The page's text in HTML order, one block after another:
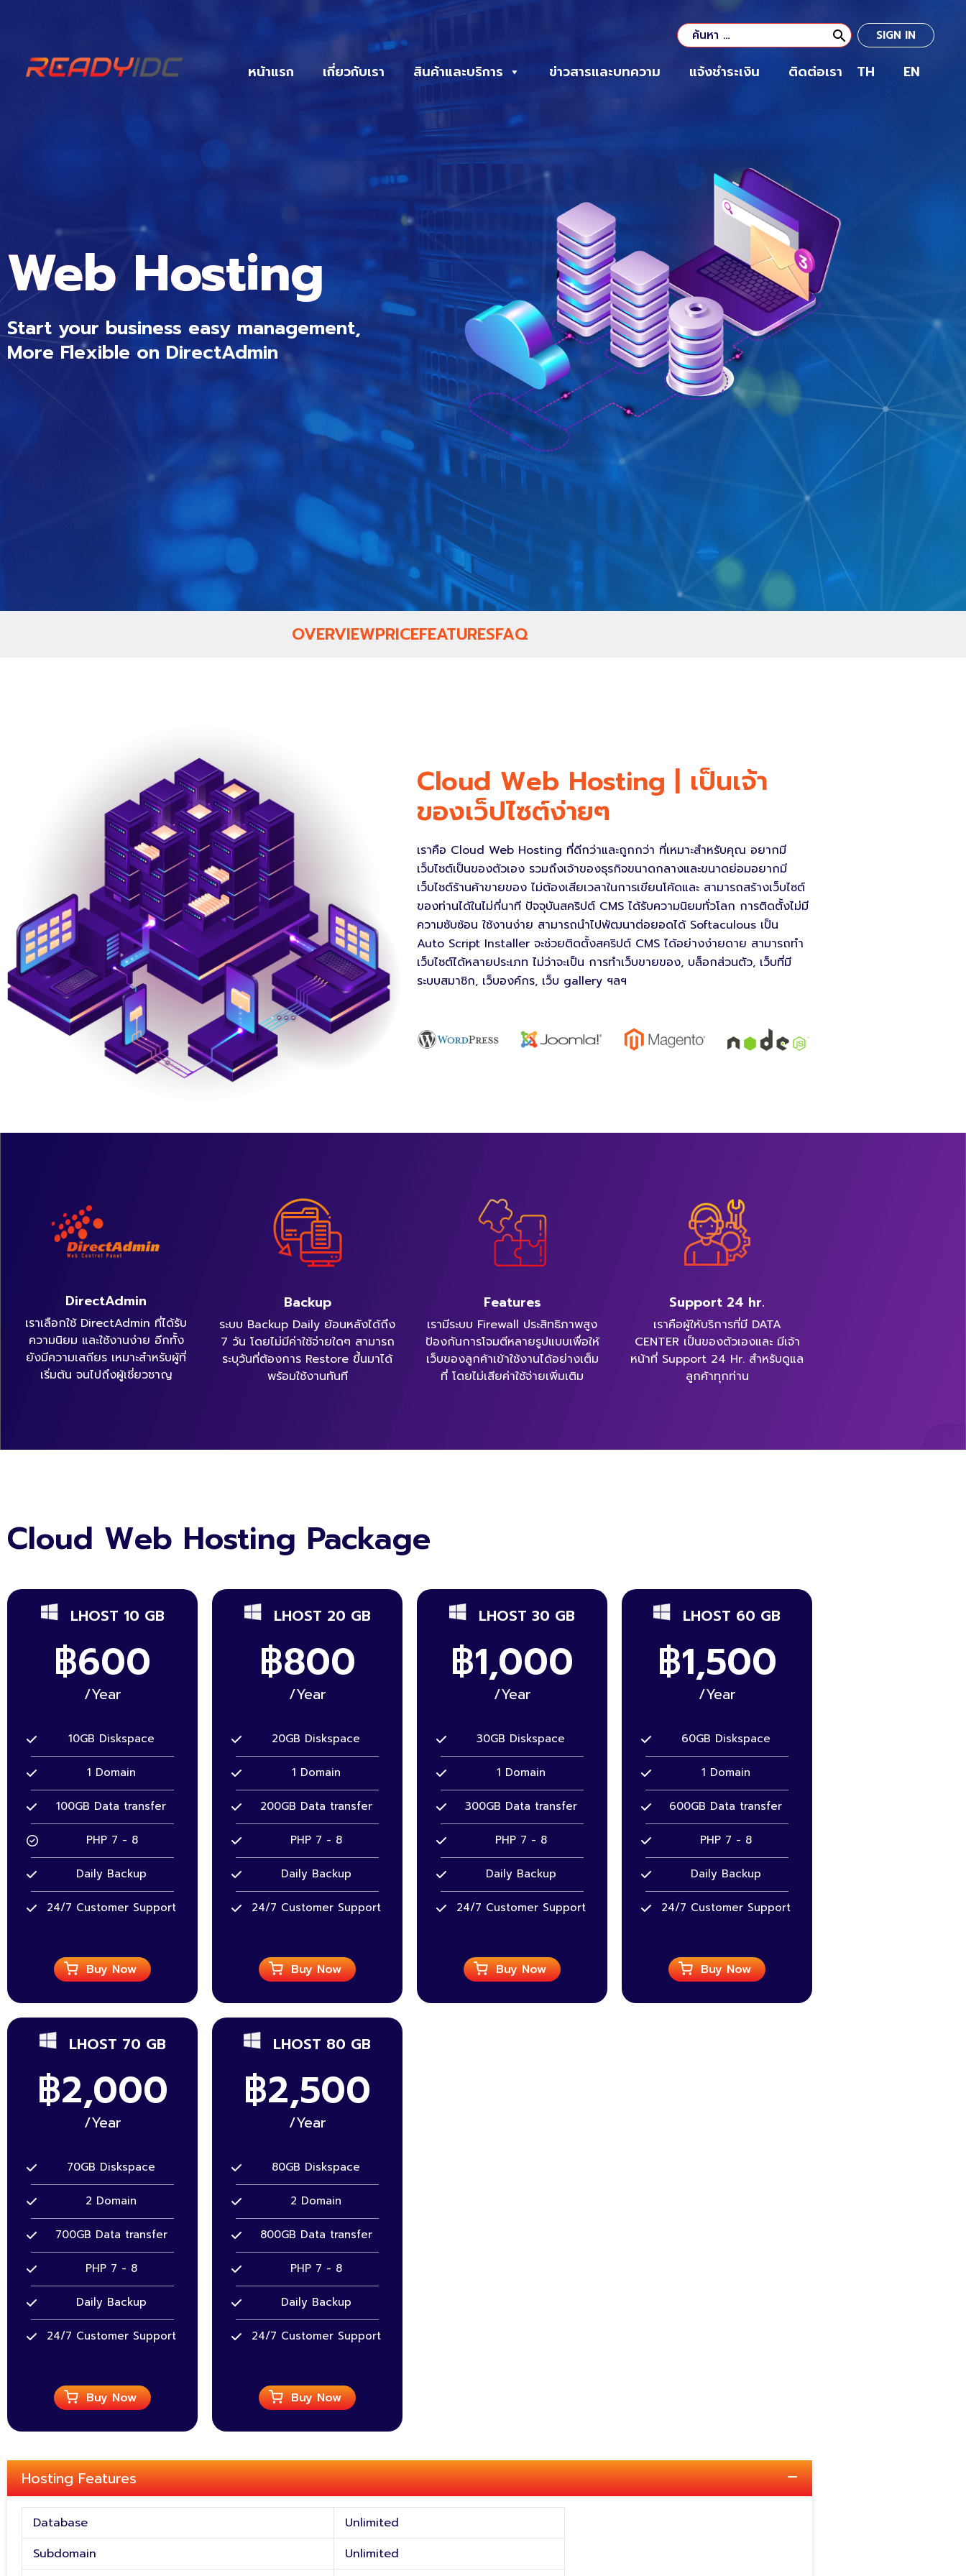
search SIGN IN
หน้าแรก เกี่ยวกับเรา สินค้าและบริการ ข่าวสารและบทความ แจ้งชำระเงิน ติดต่อเรา TH EN
Web Hosting
Start your business easy management,
More Flexible on DirectAdmin
OVERVIEWPRICEFEATURESFAQ
Cloud Web Hosting | เป็นเจ้า
ของเว็ปไซต์ง่ายๆ
เราคือ Cloud Web Hosting ที่ดีกว่าและถูกกว่า ที่เหมาะสำหรับคุณ อยากมี
เว็บไซต์เป็นของตัวเอง รวมถึงเจ้าของธุรกิจขนาดกลางและขนาดย่อมอยากมี
เว็บไซต์ร้านค้าขายของ ไม่ต้องเสียเวลาในการเขียนโค้ดและ สามารถสร้างเว็บไซต์
ของท่านได้ในไม่กี่นาที ปัจจุบันสคริปต์ CMS ได้รับความนิยมทั่วโลก การติดตั้งไม่มี
ความซับซ้อน ใช้งานง่าย สามารถนำไปพัฒนาต่อยอดได้ Softaculous เป็น
Auto Script Installer จะช่วยติดตั้งสคริปต์ CMS ได้อย่างง่ายดาย สามารถทำ
เว็บไซต์ได้หลายประเภท ไม่ว่าจะเป็น การทำเว็บขายของ, บล็อกส่วนตัว, เว็บที่มี
ระบบสมาชิก, เว็บองค์กร, เว็บ gallery ฯลฯ
DirectAdmin
เราเลือกใช้ DirectAdmin ที่ได้รับ
ความนิยม และใช้งานง่าย อีกทั้ง
ยังมีความเสถียร เหมาะสำหรับผู้ที่
เริ่มต้น จนไปถึงผู้เชี่ยวชาญ
Backup
ระบบ Backup Daily ย้อนหลังได้ถึง
7 วัน โดยไม่มีค่าใช้จ่ายใดๆ สามารถ
ระบุวันที่ต้องการ Restore ขึ้นมาได้
พร้อมใช้งานทันที
Features
เรามีระบบ Firewall ประสิทธิภาพสูง
ป้องกันการโจมตีหลายรูปแบบเพื่อให้
เว็บของลูกค้าเข้าใช้งานได้อย่างเต็ม
ที่ โดยไม่เสียค่าใช้จ่ายเพิ่มเติม
Support 24 hr.
เราคือผู้ให้บริการที่มี DATA
CENTER เป็นของตัวเองและ มีเจ้า
หน้าที่ Support 24 Hr. สำหรับดูแล
ลูกค้าทุกท่าน
Cloud Web Hosting Package
LHOST 10 GB
฿600
/Year
10GB Diskspace
1 Domain
100GB Data transfer
PHP 7 - 8
Daily Backup
24/7 Customer Support
Buy Now
LHOST 20 GB
฿800
/Year
20GB Diskspace
1 Domain
200GB Data transfer
PHP 7 - 8
Daily Backup
24/7 Customer Support
Buy Now
LHOST 30 GB
฿1,000
/Year
30GB Diskspace
1 Domain
300GB Data transfer
PHP 7 - 8
Daily Backup
24/7 Customer Support
Buy Now
LHOST 60 GB
฿1,500
/Year
60GB Diskspace
1 Domain
600GB Data transfer
PHP 7 - 8
Daily Backup
24/7 Customer Support
Buy Now
LHOST 70 GB
฿2,000
/Year
70GB Diskspace
2 Domain
700GB Data transfer
PHP 7 - 8
Daily Backup
24/7 Customer Support
Buy Now
LHOST 80 GB
฿2,500
/Year
80GB Diskspace
2 Domain
800GB Data transfer
PHP 7 - 8
Daily Backup
24/7 Customer Support
Buy Now
Hosting Features
Database
Unlimited
Subdomain
Unlimited